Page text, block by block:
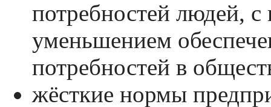
потребностей людей,
уменьшением
потребностей в
жёсткие нормы